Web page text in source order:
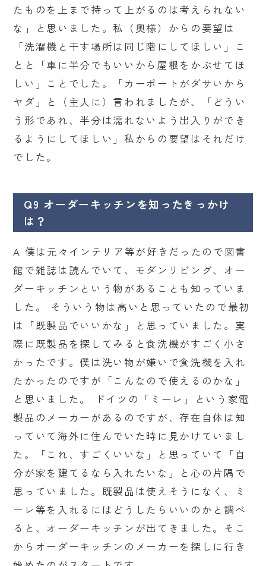
たものを上まで持って上がるのは考えられない
な」と思いました。私（奥様）からの要望は
「洗濯機と干す場所は同じ階にしてほしい」こ
とと「車に半分でもいいから屋根をかぶせてほ
しい」ことでした。「カーポートがダサいから
ヤダ」と（主人に）言われましたが、「どうい
う形であれ、半分は濡れないよう出入りができ
るようにしてほしい」私からの要望はそれだけ
でした。
Q9 オーダーキッチンを知ったきっかけ
は？
A 僕は元々インテリア等が好きだったので図書
館で雑誌は読んでいて、モダンリビング、オー
ダーキッチンという物があることも知っていま
した。 そういう物は高いと思っていたので最初
は「既製品でいいかな」と思っていました。実
際に既製品を探してみると食洗機がすごく小さ
かったです。僕は洗い物が嫌いで食洗機を入れ
たかったのですが「こんなので使えるのかな」
と思いました。 ドイツの「ミーレ」という家電
製品のメーカーがあるのですが、存在自体は知
っていて海外に住んでいた時に見かけていまし
た。「これ、すごくいいな」と思っていて「自
分が家を建てるなら入れたいな」と心の片隅で
思っていました。既製品は使えそうになく、ミ
ーレ等を入れるにはどうしたらいいのかと調べ
ると、オーダーキッチンが出てきました。そこ
からオーダーキッチンのメーカーを探しに行き